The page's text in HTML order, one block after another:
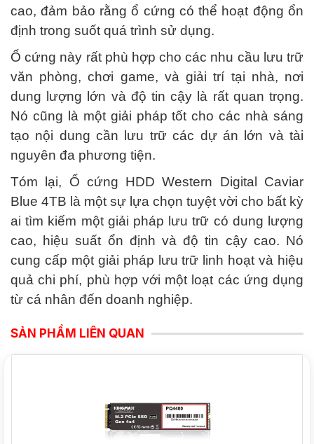
cao, đảm bảo rằng ổ cứng có thể hoạt động ổn
định trong suốt quá trình sử dụng.
Ổ cứng này rất phù hợp cho các nhu cầu lưu trữ
văn phòng, chơi game, và giải trí tại nhà, nơi
dung lượng lớn và độ tin cậy là rất quan trọng.
Nó cũng là một giải pháp tốt cho các nhà sáng
tạo nội dung cần lưu trữ các dự án lớn và tài
nguyên đa phương tiện.
Tóm lại, Ổ cứng HDD Western Digital Caviar
Blue 4TB là một sự lựa chọn tuyệt vời cho bất kỳ
ai tìm kiếm một giải pháp lưu trữ có dung lượng
cao, hiệu suất ổn định và độ tin cậy cao. Nó
cung cấp một giải pháp lưu trữ linh hoạt và hiệu
quả chi phí, phù hợp với một loạt các ứng dụng
từ cá nhân đến doanh nghiệp.
SẢN PHẨM LIÊN QUAN